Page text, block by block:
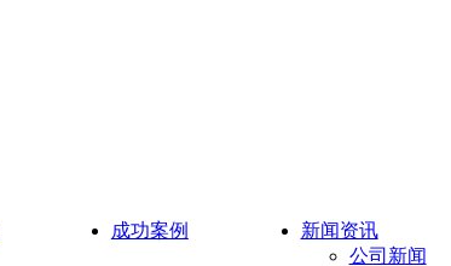
成功案例
新闻资讯
公司新闻